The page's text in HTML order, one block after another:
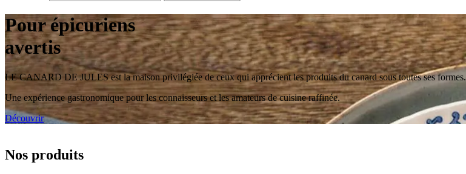
Pourépicuriens
avertis
LE CANARD DE JULES est la maison privilégiée de ceux qui apprécient les produits du canard sous toutes ses formes.
Une expérience gastronomique pour les connaisseurs et les amateurs de cuisine raffinée.
Découvrir
Nos produits